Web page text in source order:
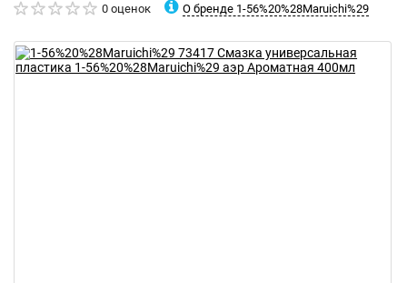
0 оценок О бренде 1-56%20%28Maruichi%29